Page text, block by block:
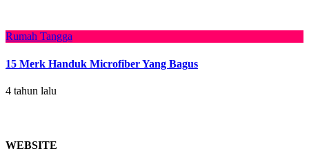
Rumah Tangga
15 Merk Handuk Microfiber Yang Bagus
4 tahun lalu
WEBSITE